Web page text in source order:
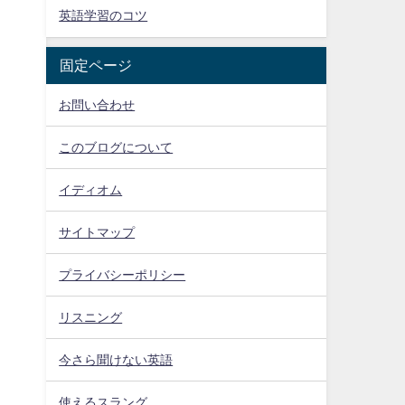
英語学習のコツ
固定ページ
お問い合わせ
このブログについて
イディオム
サイトマップ
プライバシーポリシー
リスニング
今さら聞けない英語
使えるスラング